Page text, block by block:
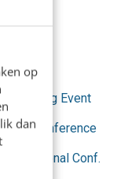
op
dan
Marketing Event
Conference
Conf.